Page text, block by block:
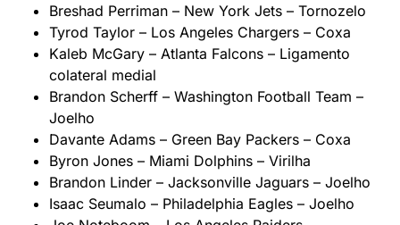
Breshad Perriman – New York Jets – Tornozelo
Tyrod Taylor – Los Angeles Chargers – Coxa
Kaleb McGary – Atlanta Falcons – Ligamento
colateral medial
Brandon Scherff – Washington Football Team –
Joelho
Davante Adams – Green Bay Packers – Coxa
Byron Jones – Miami Dolphins – Virilha
Brandon Linder – Jacksonville Jaguars – Joelho
Isaac Seumalo – Philadelphia Eagles – Joelho